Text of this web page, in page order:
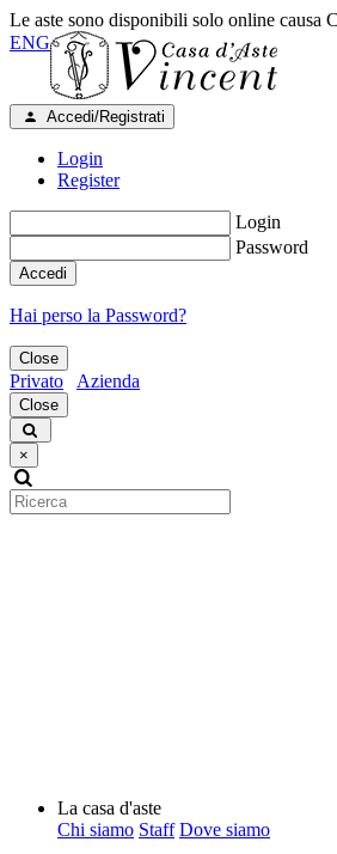
Le aste sono disponibili solo online causa
ENG
Accedi/Registrati
Login
Register
Login
Password
Accedi
Hai perso la Password?
Close
Privato Azienda
Close
×
La casa d'aste
Chi siamo Staff Dove siamo